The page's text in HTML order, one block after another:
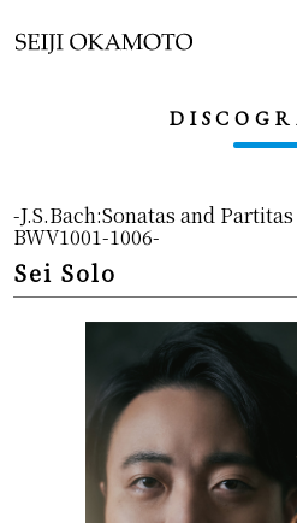
-J.S.Bach:Sonatas and
BWV1001-1006-
Sei Solo